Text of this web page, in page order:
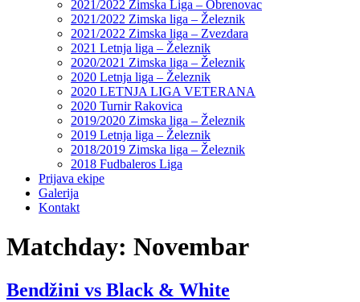
2021/2022 Zimska Liga – Obrenovac
2021/2022 Zimska liga – Železnik
2021/2022 Zimska liga – Zvezdara
2021 Letnja liga – Železnik
2020/2021 Zimska liga – Železnik
2020 Letnja liga – Železnik
2020 LETNJA LIGA VETERANA
2020 Turnir Rakovica
2019/2020 Zimska liga – Železnik
2019 Letnja liga – Železnik
2018/2019 Zimska liga – Železnik
2018 Fudbaleros Liga
Prijava ekipe
Galerija
Kontakt
Matchday: Novembar
Bendžini vs Black & White